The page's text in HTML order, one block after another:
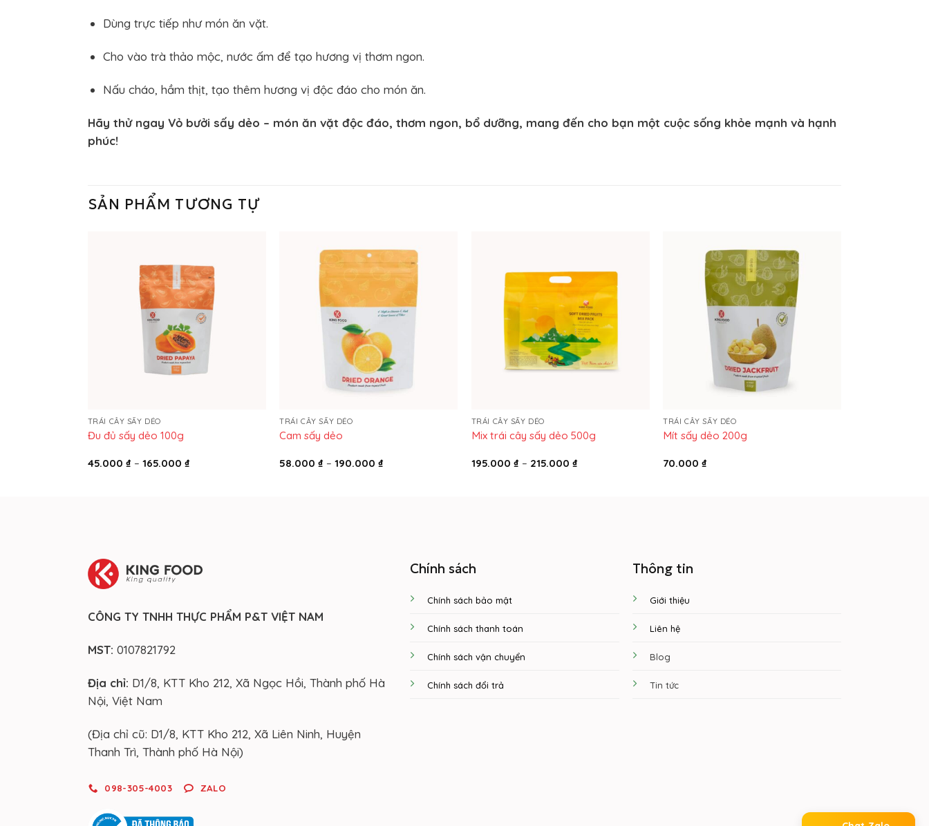
Dùng trực tiếp như món ăn vặt.
Cho vào trà thảo mộc, nước ấm để tạo hương vị thơm ngon.
Nấu cháo, hầm thịt, tạo thêm hương vị độc đáo cho món ăn.
Hãy thử ngay Vỏ bưởi sấy dẻo – món ăn vặt độc đáo, thơm ngon, bổ dưỡng, mang đến cho bạn một cuộc sống khỏe mạnh và hạnh
phúc!
SẢN PHẨM TƯƠNG TỰ
TRÁI CÂY SẤY DẺO
Đu đủ sấy dẻo 100g
45.000 ₫ – 165.000 ₫Khoảng
TRÁI CÂY SẤY DẺO
Cam sấy dẻo
58.000₫ – 190.000₫Khoảng
TRÁI CÂY SẤY DẺO
Mix trái cây sấy dẻo 500g
195.000 ₫ – 215.000 ₫Khoảng
TRÁI CÂY SẤY DẺO
Mít sấy dẻo 200g
70.000₫
CÔNG TY TNHH THỰC PHẨM P&T VIỆT NAM
MST: 0107821792
Địa chỉ: D1/8, KTT Kho 212, Xã Ngọc Hồi, Thành phố Hà
Nội, Việt Nam
(Địa chỉ cũ: D1/8, KTT Kho 212, Xã Liên Ninh, Huyện
Thanh Trì, Thành phố Hà Nội)
098-305-4003 ZALO
Chính sách
Chính sách bảo mật
Chính sách thanh toán
Chính sách vận chuyển
Chính sách đổi trả
Thông tin
Giới thiệu
Liên hệ
Blog
Tin tức